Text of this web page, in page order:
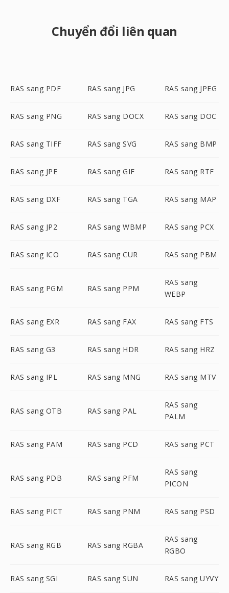
Chuyển đổi liên quan
RAS sang PDF RAS sang JPG RAS sang JPEG
RAS sang PNG RAS sang DOCX RAS sang DOC
RAS sang TIFF RAS sang SVG RAS sang BMP
RAS sang JPE RAS sang GIF RAS sang RTF
RAS sang DXF RAS sang TGA RAS sang MAP
RAS sang JP2 RAS sang WBMP RAS sang PCX
RAS sang ICO RAS sang CUR RAS sang PBM
RAS sang PGM RAS sang PPM
RAS sang
WEBP
RAS sang EXR RAS sang FAX RAS sang FTS
RAS sang G3 RAS sang HDR RAS sang HRZ
RAS sang IPL RAS sang MNG RAS sang MTV
RAS sang OTB RAS sang PAL
RAS sang
PALM
RAS sang PAM RAS sang PCD RAS sang PCT
RAS sang PDB RAS sang PFM
RAS sang
PICON
RAS sang PICT RAS sang PNM RAS sang PSD
RAS sang RGB RAS sang RGBA
RAS sang
RGBO
RAS sang SGI RAS sang SUN RAS sang UYVY